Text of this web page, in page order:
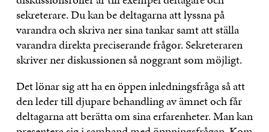
sekreterare. Du kan be deltagarna att lyssna på
varandra och skriva ner sina tankar samt att ställa
varandra direkta preciserande frågor. Sekreteraren
skriver ner diskussionen så noggrant som möjligt.
Det lönar sig att ha en öppen inledningsfråga så att
den leder till djupare behandling av ämnet och får
deltagarna att berätta om sina erfarenheter. Man kan